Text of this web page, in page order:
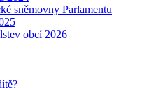
sněmovny Parlamentu
obcí 2026